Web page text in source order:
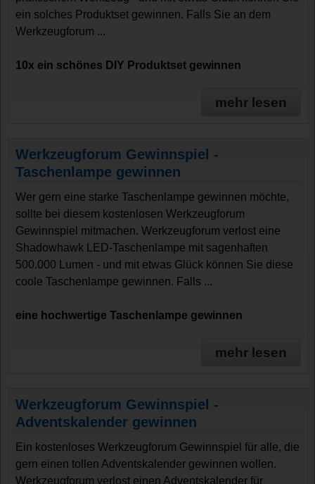
ein solches Produktset gewinnen. Falls Sie an dem
Werkzeugforum ...
10x ein schönes DIY Produktset gewinnen
mehr lesen
Werkzeugforum Gewinnspiel -
Taschenlampe gewinnen
Wer gern eine starke Taschenlampe gewinnen möchte,
sollte bei diesem kostenlosen Werkzeugforum
Gewinnspiel mitmachen. Werkzeugforum verlost eine
Shadowhawk LED-Taschenlampe mit sagenhaften
500.000 Lumen - und mit etwas Glück können Sie diese
coole Taschenlampe gewinnen. Falls ...
eine hochwertige Taschenlampe gewinnen
mehr lesen
Werkzeugforum Gewinnspiel -
Adventskalender gewinnen
Ein kostenloses Werkzeugforum Gewinnspiel für alle, die
gern einen tollen Adventskalender gewinnen wollen.
Werkzeugforum verlost einen Adventskalender für